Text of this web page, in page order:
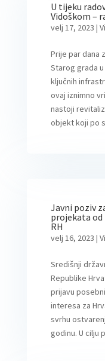
U tijeku
Vidoškom –
velj 17, 2023 |
Prije par dana
Starog grada
ključnih
ovaj iznimno
nastoji
objekt koji po
Javni poziv
projekata od
RH
velj 16, 2023 |
Središnji
Republike
prijavu
interesa za
svrhu
godinu. U cilju